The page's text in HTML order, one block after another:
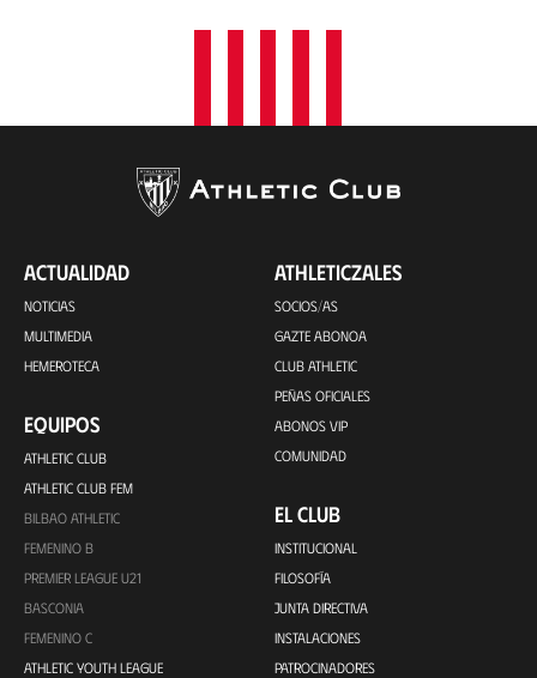
ACTUALIDAD
NOTICIAS
MULTIMEDIA
HEMEROTECA
EQUIPOS
ATHLETIC CLUB
ATHLETIC CLUB FEM
BILBAO ATHLETIC
FEMENINO B
PREMIER LEAGUE U21
BASCONIA
FEMENINO C
ATHLETIC YOUTH LEAGUE
ATHLETICZALES
SOCIOS/AS
GAZTE ABONOA
CLUB ATHLETIC
PEÑAS OFICIALES
ABONOS VIP
COMUNIDAD
EL CLUB
INSTITUCIONAL
FILOSOFÍA
JUNTA DIRECTIVA
INSTALACIONES
PATROCINADORES